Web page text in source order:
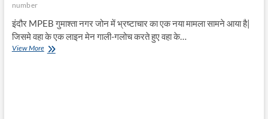
number
इंदौर MPEB गुमाश्ता नगर जोन में भ्रष्टाचार का एक नया मामला सामने आया है|
जिसमे वहा के एक लाइन मेन गाली-गलोच करते हुए वहा के…
View Moreइं